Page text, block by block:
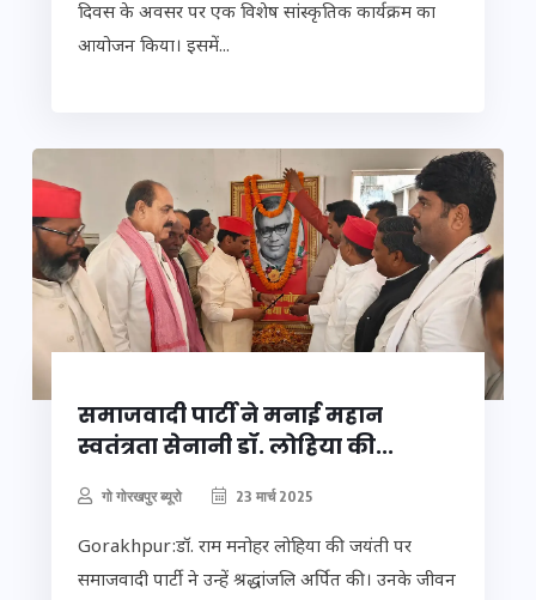
दिवस के अवसर पर एक विशेष सांस्कृतिक कार्यक्रम का
आयोजन किया। इसमें...
समाजवादी पार्टी ने मनाई महान
स्वतंत्रता सेनानी डॉ. लोहिया की...
गो गोरखपुर ब्यूरो 23 मार्च 2025
Gorakhpur:डॉ. राम मनोहर लोहिया की जयंती पर
समाजवादी पार्टी ने उन्हें श्रद्धांजलि अर्पित की। उनके जीवन